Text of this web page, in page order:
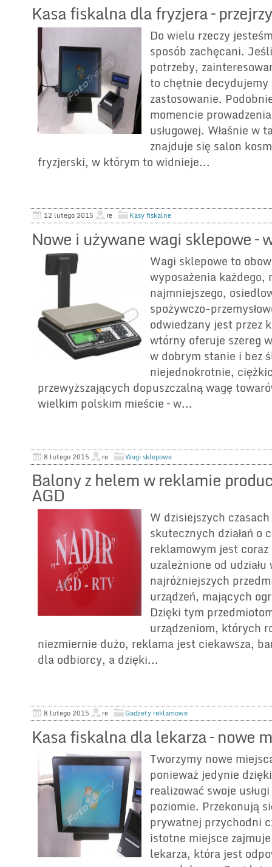
Kasa fiskalna dla fryzjera –
Do wielu rzeczy
sposób zachęcani.
potrzeby,
to chętnie decydujemy
zastosowanie.
momencie
usługowej. Właśnie w
znajduje się salon
fryzjerski, w którym to widnieje...
12 lutego 2015 re Kasy fiskalne
Nowe i używane wagi sklepowe –
Wagi sklepowe to
wyposażenia każdego,
najmniejszego,
spożywczo-
odwiedzany jest przez
wtórny oferuje szereg
w dobrym stanie i bez
niejednokrotnie,
przewyższających dopuszczalną wagę
wielkim polskim mieście – w...
8 lutego 2015 re Wagi sklepowe
Balony z helem w reklamie
AGD
W dzisiejszych
skutecznych działań o
reklamowym jest
uzależnione od
najróżniejszych
urządzeń, mających
Dzięki tym
urządzeniom, których
niezmiernie dużo, reklama jest ciekawsza,
dla odbiorcy, a dzięki...
8 lutego 2015 re Gadżety reklamowe
Kasa fiskalna dla lekarza – nowe
Tworzymy nowe
ponieważ jedynie
realizować swoje
poziomie. Przekonują
prywatnej przychodni
istotne miejsce
lekarza, która jest